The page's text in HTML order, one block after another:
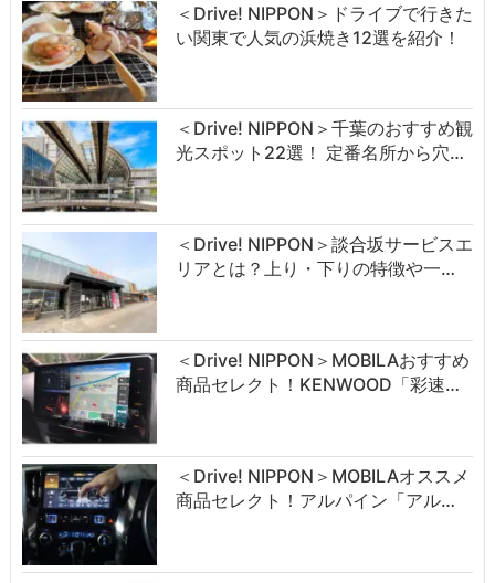
＜Drive! NIPPON＞ドライブで行きた
い関東で人気の浜焼き12選を紹介！
＜Drive! NIPPON＞千葉のおすすめ観
光スポット22選！ 定番名所から穴…
＜Drive! NIPPON＞談合坂サービスエ
リアとは？上り・下りの特徴や一…
＜Drive! NIPPON＞MOBILAおすすめ
商品セレクト！KENWOOD「彩速…
＜Drive! NIPPON＞MOBILAオススメ
商品セレクト！アルパイン「アル…